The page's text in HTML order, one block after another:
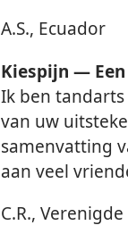
A.S., Ecuador
Kiespijn —
Ik ben
van uw
samenvatting
aan veel
C.R.,